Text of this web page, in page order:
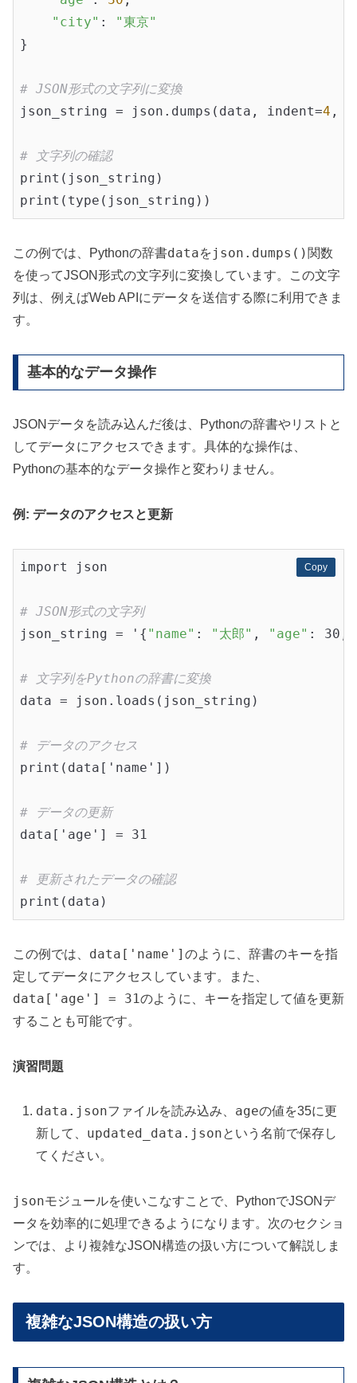
"city" :
"東京"
}
# JSON形式の文字列に変換
json_string = json.dumps(data, indent=4 ,
# 文字列の確認
print(json_string)
この例では、Pythonの辞書dataをjson.dumps() 関数
を使ってJSON形式の文字列に変換しています。この文字
列は、例えばWeb APIにデータを送信する際に利用できま
す。
基本的なデータ操作
JSONデータを読み込んだ後は、Pythonの辞書やリストと
してデータにアクセスできます。具体的な操作は、
Pythonの基本的なデータ操作と変わりません。
例: データのアクセスと更新
Copy
Copy
import json
# JSON形式の文字列
json_string = '{ "name" : "太郎" , "age" : 30,
# 文字列をPythonの辞書に変換
data = json.loads(json_string)
# データのアクセス
print(data['name'])
# データの更新
data['age'] = 31
# 更新されたデータの確認
この例では、 data['name'] のように、辞書のキーを指
定してデータにアクセスしています。また、
data['age'] = 31のように、キーを指定して値を更新
することも可能です。
演習問題
data.jsonファイルを読み込み、 ageの値を35に更
新して、 updated_data.jsonという名前で保存し
てください。
jsonモジュールを使いこなすことで、PythonでJSONデ
ータを効率的に処理できるようになります。次のセクショ
ンでは、より複雑なJSON構造の扱い方について解説しま
す。
複雑なJSON構造の扱い方